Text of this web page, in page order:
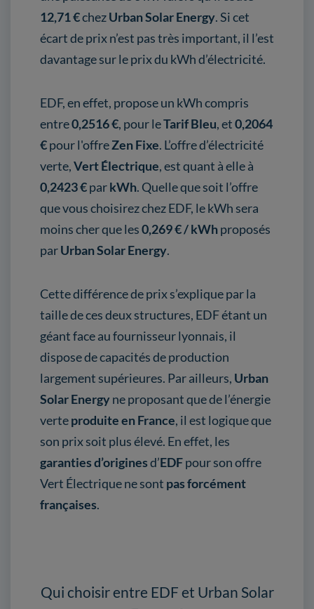
12,71 €chezUrban Solar Energy. Si cet
écart de prix n’est pas très important, il l’est
davantage sur le prix du kWh d’électricité.
EDF, en effet, propose un kWh compris
entre0,2516 €, pour leTarif Bleu, et0,2064
€pour l'offreZen Fixe. L’offre d’électricité
verte,Vert Électrique, est quant à elle à
0,2423 €parkWh. Quelle que soit l’offre
que vous choisirez chez EDF, le kWh sera
moins cher que les0,269 € / kWhproposés
parUrban Solar Energy.
Cette différence de prix s’explique par la
taille de ces deux structures, EDF étant un
géant face au fournisseur lyonnais, il
dispose de capacités de production
largement supérieures. Par ailleurs, Urban
Solar Energyne proposant que de l’énergie
verteproduite en France, il est logique que
son prix soit plus élevé. En effet, les
garanties d’originesd’EDFpour son offre
Vert Électrique ne sont pas forcément
françaises.
Qui choisir entre EDF et Urban Solar